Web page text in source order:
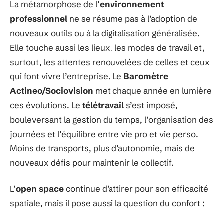
La métamorphose de l’environnement
professionnel ne se résume pas à l’adoption de
nouveaux outils ou à la digitalisation généralisée.
Elle touche aussi les lieux, les modes de travail et,
surtout, les attentes renouvelées de celles et ceux
qui font vivre l’entreprise. Le Baromètre
Actineo/Sociovision met chaque année en lumière
ces évolutions. Le télétravails’est imposé,
bouleversant la gestion du temps, l’organisation des
journées et l’équilibre entre vie pro et vie perso.
Moins de transports, plus d’autonomie, mais de
nouveaux défis pour maintenir le collectif.
L’open spacecontinue d’attirer pour son efficacité
spatiale, mais il pose aussi la question du confort :